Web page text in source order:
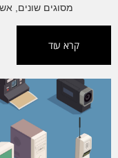
מסוגים שונים,
קרא עוד